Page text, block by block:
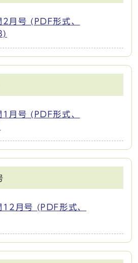
2月号 (PDF形式、
1月号 (PDF形式、
12月号 (PDF形式、